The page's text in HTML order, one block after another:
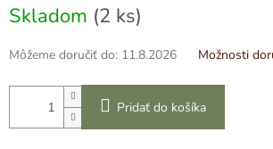
Skladom (2 ks)
Môžeme doručiť do: 11.8.2026 Možnosti
Pridať do košíka